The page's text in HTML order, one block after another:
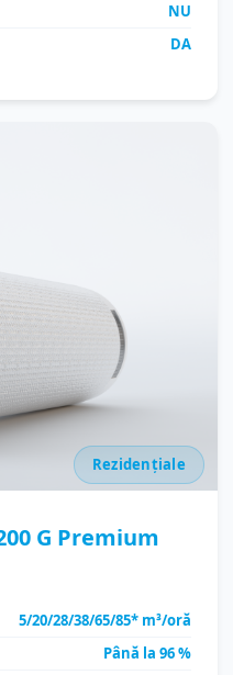
NU
DA
Rezidențiale
G Premium
5/20/28/38/65/85* m³/oră
Până la 96 %